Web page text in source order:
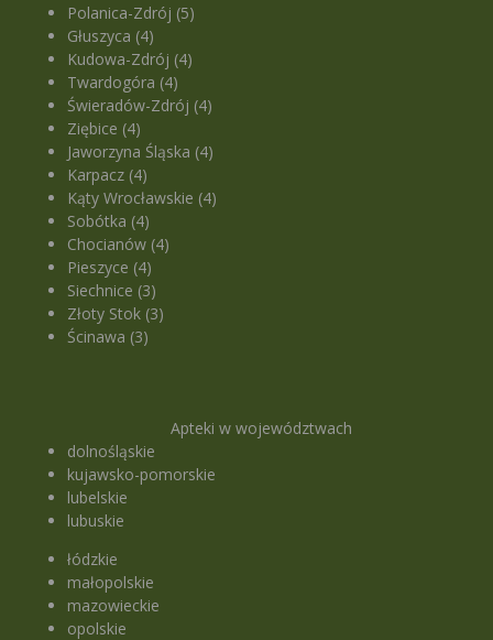
Polanica-Zdrój (5)
Głuszyca (4)
Kudowa-Zdrój (4)
Twardogóra (4)
Świeradów-Zdrój (4)
Ziębice (4)
Jaworzyna Śląska (4)
Karpacz (4)
Kąty Wrocławskie (4)
Sobótka (4)
Chocianów (4)
Pieszyce (4)
Siechnice (3)
Złoty Stok (3)
Ścinawa (3)
Apteki w województwach
dolnośląskie
kujawsko-pomorskie
lubelskie
lubuskie
łódzkie
małopolskie
mazowieckie
opolskie